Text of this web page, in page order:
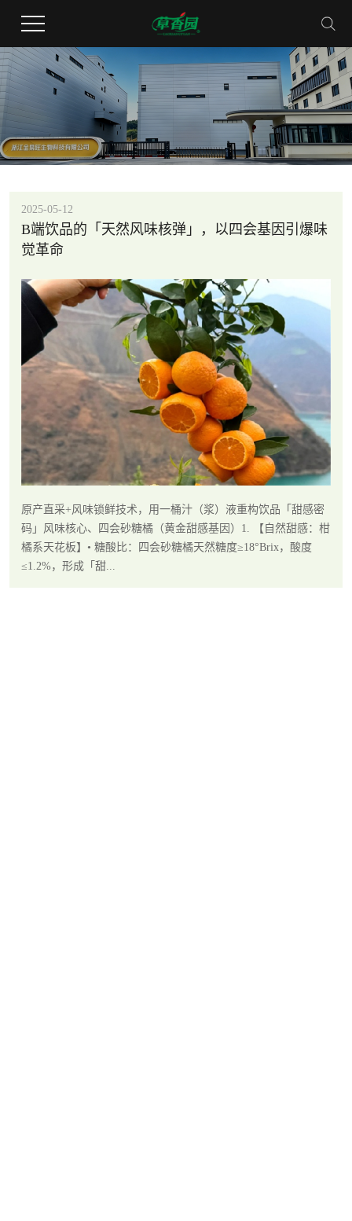
2025-05-12
B端饮品的「天然风味核弹」，以四会基因引爆味
觉革命
原产直采+风味锁鲜技术，用一桶汁（浆）液重构饮品「甜感密
码」风味核心、四会砂糖橘（黄金甜感基因）1. 【自然甜感：柑
橘系天花板】• 糖酸比：四会砂糖橘天然糖度≥18°Brix，酸度
≤1.2%，形成「甜...